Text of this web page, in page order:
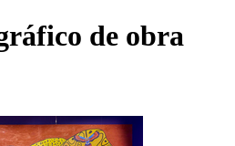
de obra